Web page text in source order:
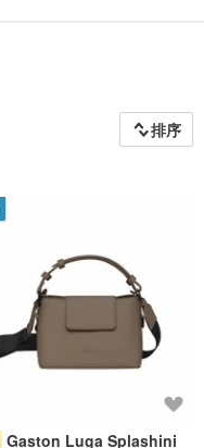
排序
Gaston Luga Splashini